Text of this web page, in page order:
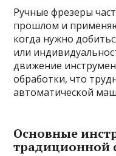
Ручные фрезеры
прошлом и
когда нужно
или
движение
обработки, что
автоматической
Основные
традиционной